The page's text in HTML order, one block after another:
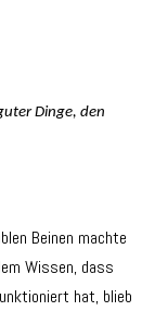
Dinge, den
Beinen machte
Wissen, dass
hat, blieb